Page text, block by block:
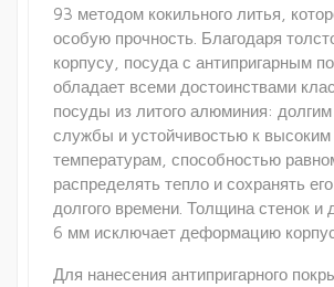
93 методом кокильного литья,
особую прочность. Благодаря
корпусу, посуда с антипригарным
обладает всеми достоинствами
посуды из литого алюминия:
службы и устойчивостью к высоким
температурам, способностью
распределять тепло и сохранять
долгого времени. Толщина стенок и
6 мм исключает деформацию
Для нанесения антипригарного